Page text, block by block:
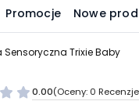
Promocje Nowe
Sensoryczna Trixie Baby
0.00(Oceny: 0